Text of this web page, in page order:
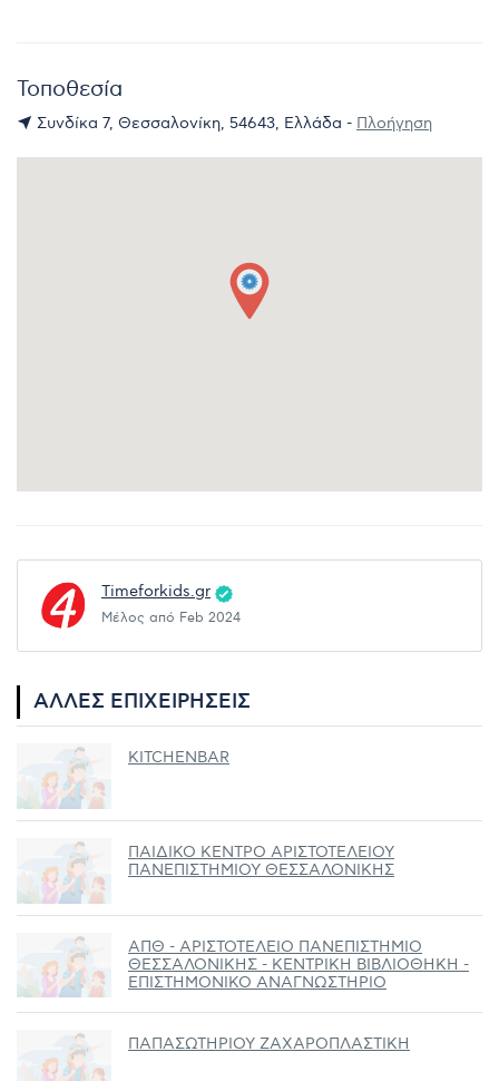
Τοποθεσία
Συνδίκα 7, Θεσσαλονίκη, 54643, Ελλάδα - Πλοήγηση
Timeforkids.gr
Μέλος από Feb 2024
ΆΛΛΕΣ ΕΠΙΧΕΙΡΉΣΕΙΣ
KITCHENBAR
ΠΑΙΔΙΚΟ ΚΕΝΤΡΟ ΑΡΙΣΤΟΤΕΛΕΙΟΥ
ΠΑΝΕΠΙΣΤΗΜΙΟΥ ΘΕΣΣΑΛΟΝΙΚΗΣ
ΑΠΘ - ΑΡΙΣΤΟΤΕΛΕΙΟ ΠΑΝΕΠΙΣΤΗΜΙΟ
ΘΕΣΣΑΛΟΝΙΚΗΣ - ΚΕΝΤΡΙΚΗ ΒΙΒΛΙΟΘΗΚΗ -
ΕΠΙΣΤΗΜΟΝΙΚΟ ΑΝΑΓΝΩΣΤΗΡΙΟ
ΠΑΠΑΣΩΤΗΡΙΟΥ ΖΑΧΑΡΟΠΛΑΣΤΙΚΗ